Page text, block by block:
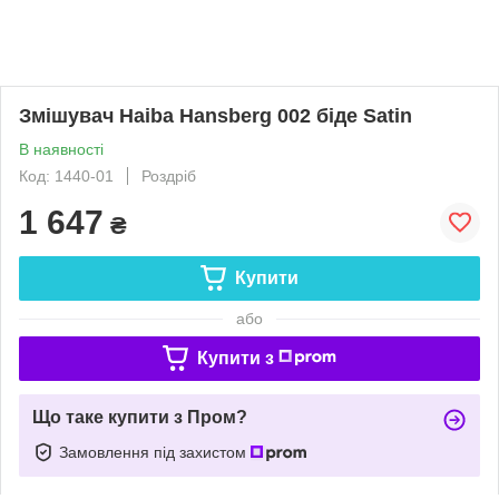
Змішувач Haiba Hansberg 002 біде Satin
В наявності
Код: 1440-01
Роздріб
1 647 ₴
Купити
або
Купити з
Що таке купити з Пром?
Замовлення під захистом